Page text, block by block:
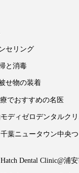
セリング
と消毒
せ物の装着
でおすすめの名医
ディゼロデンタルクリ
葉ニュータウン中央
Dental Clinic@浦